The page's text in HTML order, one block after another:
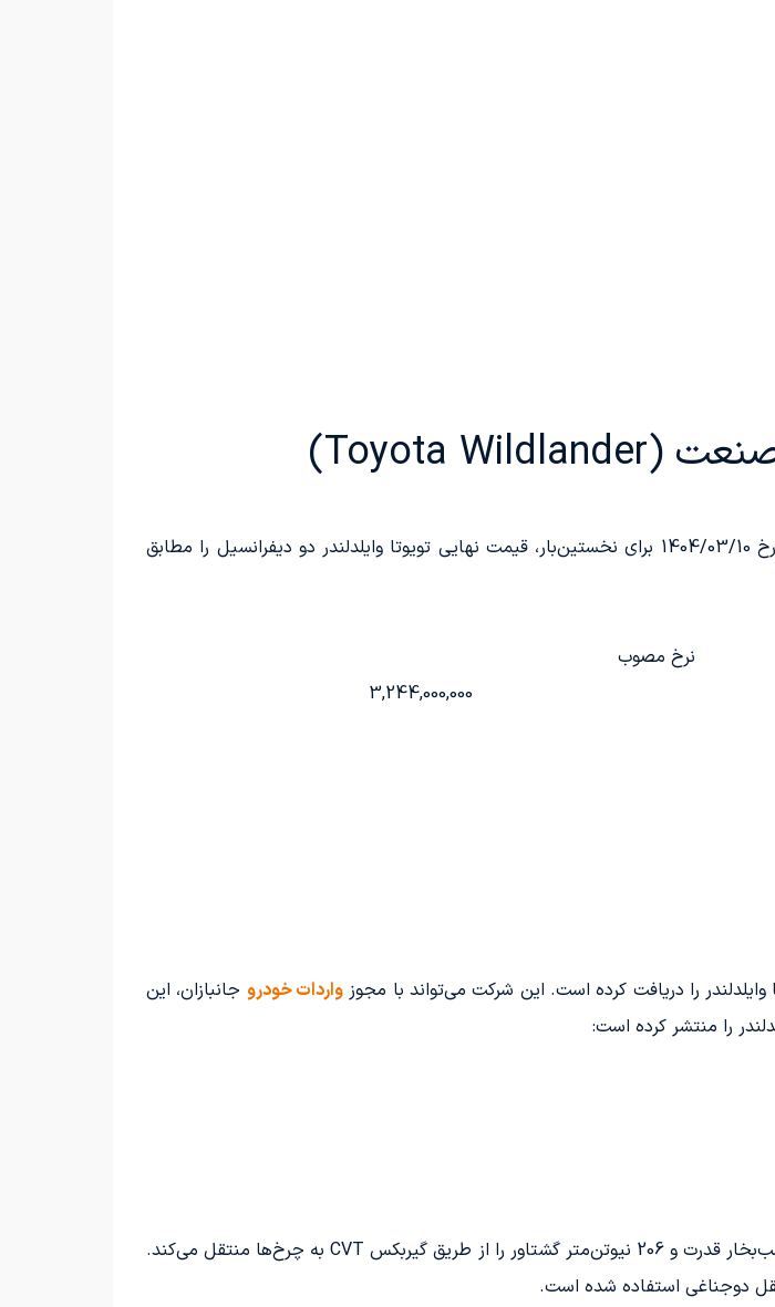
خرداد 1404: شرکت ماهان صنعت پارس، نمایندگی مرکزی ایرتویا، روز شنبه مورخ 1404/03/10 برای نخستین‌بار، قیمت نهایی تویوتا وایلدلندر دو دیفرانسیل را مطابق
نرخ مصوب
3,244,000,000
واردات خودرو جانبازان، این
را منتشر کرده است:
تویوتا وایلدلندر وارداتی ماهان صنعت، از پیشرانه 2 لیتری نیرو می‌گیرد و 126 اسب‌بخار قدرت و 206 نیوتن‌متر گشتاور را از طریق گیربکس CVT به چرخ‌ها منتقل می‌کند.
دوجناغی استفاده شده است.